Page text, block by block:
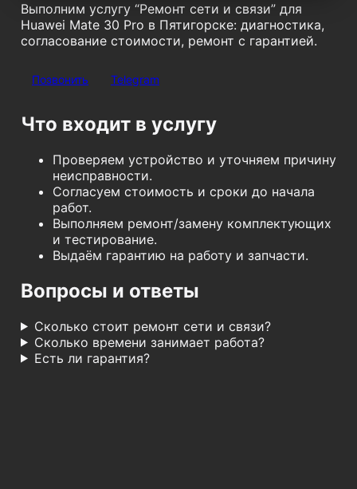
Выполним услугу “Ремонт сети и связи” для
Huawei Mate 30 Pro в Пятигорске: диагностика,
согласование стоимости, ремонт с гарантией.
Позвонить Telegram
Что входит в услугу
Проверяем устройство и уточняем причину
неисправности.
Согласуем стоимость и сроки до начала
работ.
Выполняем ремонт/замену комплектующих
и тестирование.
Выдаём гарантию на работу и запчасти.
Вопросы и ответы
Сколько стоит ремонт сети и связи?
Сколько времени занимает работа?
Есть ли гарантия?